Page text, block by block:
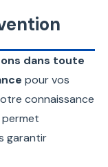
dans toute
pour vos
connaissance
garantir